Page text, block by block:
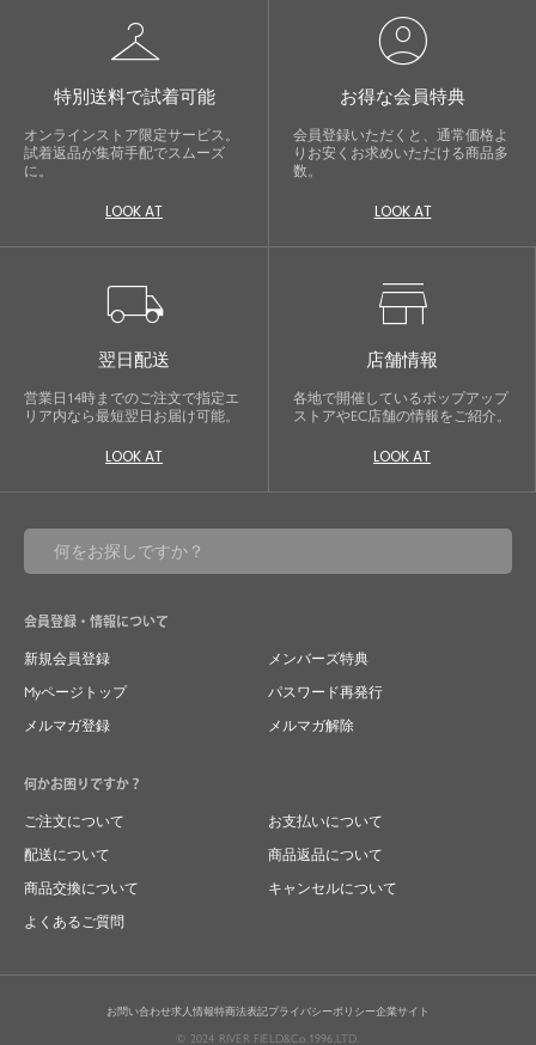
checkroom
特別送料で試着可能
オンラインストア限定サービス。
試着返品が集荷手配でスムーズ
に。
LOOK AT
account_circle
お得な会員特典
会員登録いただくと、通常価格よ
りお安くお求めいただける商品多
数。
LOOK AT
local_shipping
翌日配送
営業日14時までのご注文で指定エ
リア内なら最短翌日お届け可能。
LOOK AT
store
店舗情報
各地で開催しているポップアップ
ストアやEC店舗の情報をご紹介。
LOOK AT
会員登録・情報について
新規会員登録
メンバーズ特典
Myページトップ
パスワード再発行
メルマガ登録
メルマガ解除
何かお困りですか？
ご注文について
お支払いについて
配送について
商品返品について
商品交換について
キャンセルについて
よくあるご質問
お問い合わせ求人情報特商法表記プライバシーポリシー企業サイト
© 2024 RIVER FIELD&Co.1996,LTD.